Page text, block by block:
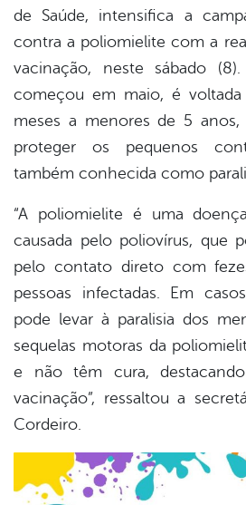
de Saúde, intensifica a
contra a poliomielite com a
vacinação, neste sábado
começou em maio, é
meses a menores de 5
proteger os pequenos
também conhecida como
“A poliomielite é uma
causada pelo poliovírus, que
pelo contato direto com
pessoas infectadas. Em
pode levar à paralisia dos
sequelas motoras da
e não têm cura,
vacinação”, ressaltou a
Cordeiro.